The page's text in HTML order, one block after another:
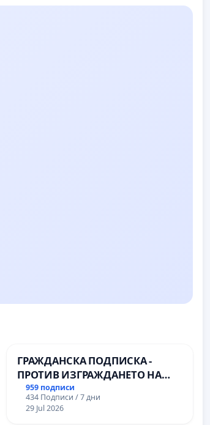
ГРАЖДАНСКА ПОДПИСКА -
ПРОТИВ ИЗГРАЖДАНЕТО НА
ВЪЖЕНА ЛИНИЯ (ЛИФТ) НА
ТЕРИТОРИЯТА НА ПРИРОДНА
ЗАБЕЛЕЖИТЕЛНОСТ „ХЪЛМ НА
959 подписи
434 Подписи / 7 дни
29 Jul 2026